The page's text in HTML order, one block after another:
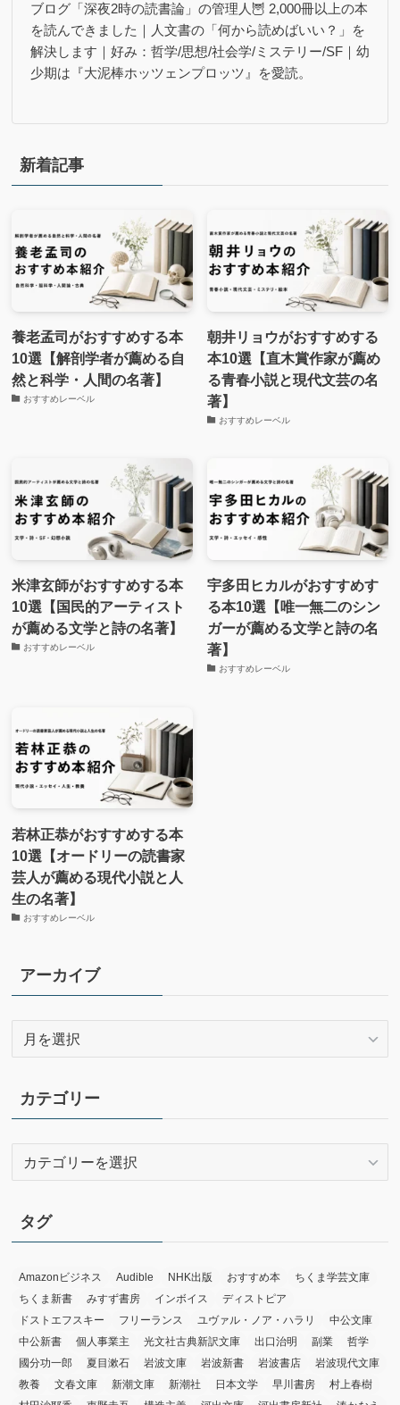
ブログ「深夜2時の読書論」の管理人🦉 2,000冊以上の本
を読んできました｜人文書の「何から読めばいい？」を
解決します｜好み：哲学/思想/社会学/ミステリー/SF｜幼
少期は『大泥棒ホッツェンプロッツ』を愛読。
新着記事
養老孟司がおすすめする本
10選【解剖学者が薦める自
然と科学・人間の名著】
おすすめレーベル
朝井リョウがおすすめする
本10選【直木賞作家が薦め
る青春小説と現代文芸の名
著】
おすすめレーベル
米津玄師がおすすめする本
10選【国民的アーティスト
が薦める文学と詩の名著】
おすすめレーベル
宇多田ヒカルがおすすめす
る本10選【唯一無二のシン
ガーが薦める文学と詩の名
著】
おすすめレーベル
若林正恭がおすすめする本
10選【オードリーの読書家
芸人が薦める現代小説と人
生の名著】
おすすめレーベル
アーカイブ
イ
ブ
カテゴリー
リ
ー
タグ
Amazonビジネス Audible NHK出版 おすすめ本
ちくま学芸文庫
ちくま新書
みすず書房 インボイス
ディストピア
ドストエフスキー
フリーランス ユヴァル・ノア・ハラリ
中公文庫
中公新書
個人事業主 光文社古典新訳文庫 出口治明 副業
哲学
國分功一郎
夏目漱石 岩波文庫 岩波新書 岩波書店
岩波現代文庫
教養
文春文庫 新潮文庫 新潮社 日本文学 早川書房
村上春樹